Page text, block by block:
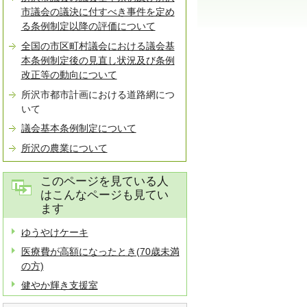
市議会の議決に付すべき事件を定め
る条例制定以降の評価について
全国の市区町村議会における議会基
本条例制定後の見直し状況及び条例
改正等の動向について
所沢市都市計画における道路網につ
いて
議会基本条例制定について
所沢の農業について
このページを見ている人
はこんなページも見てい
ます
ゆうやけケーキ
医療費が高額になったとき(70歳未満
の方)
健やか輝き支援室